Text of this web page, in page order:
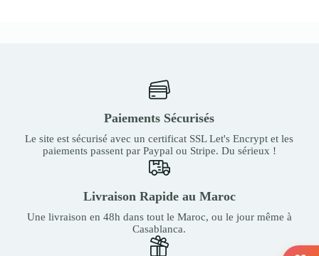
Paiements Sécurisés
Le site est sécurisé avec un certificat SSL Let's Encrypt et les
paiements passent par Paypal ou Stripe. Du sérieux !
Livraison Rapide au Maroc
Une livraison en 48h dans tout le Maroc, ou le jour même à
Casablanca.